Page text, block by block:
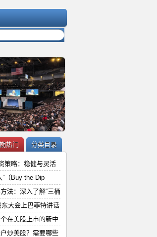
详细内容
股东大会上巴菲特讲
热门 分类目录
策略：稳健与灵活
”（Buy the Dip
法：深入了解“三桶
大会上巴菲特讲话
在美股上市的新中
炒美股？需要哪些